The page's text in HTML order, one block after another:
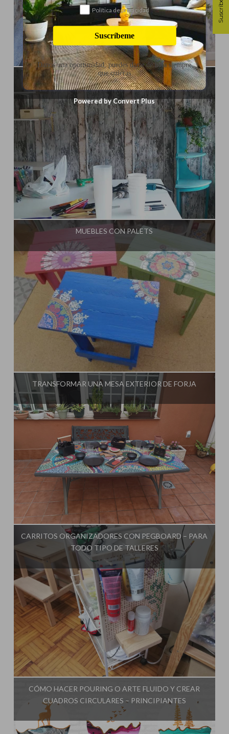
Influencer:El Taller de Ire
COLOCAR PAPEL PINTADO
Influencer: El Taller de Ire
MUEBLES CON PALETS
Influencer:El Taller de Ire
TRANSFORMAR UNA MESA EXTERIOR DE FORJA
Influencer: El Taller de Ire
CARRITOS ORGANIZADORES CON PEGBOARD – PARA
TODO TIPO DE TALLERES
Influencer:El Taller de Ire
CÓMO HACER POURING O ARTE FLUIDO Y CREAR
CUADROS CIRCULARES – PRINCIPIANTES
Suscríbete
Política de privacidad
Suscríbeme
Danos una oportunidad, puedes darte de baja siempre
que quieras
Powered by Convert Plus